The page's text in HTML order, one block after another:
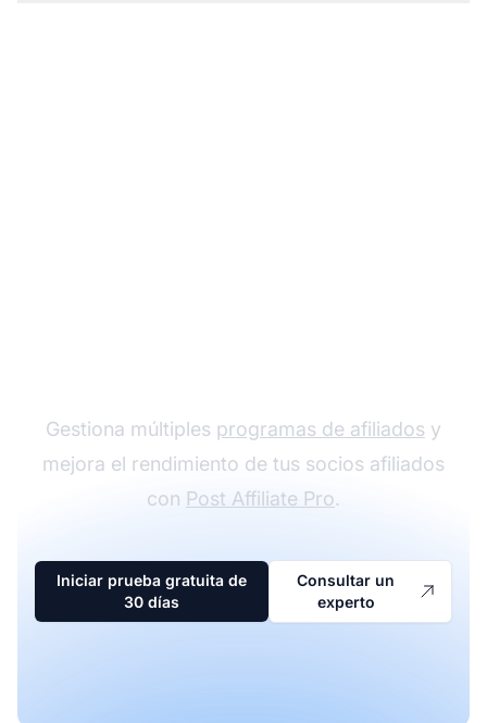
Gestiona múltiples programas de afiliados y
mejora el rendimiento de tus socios afiliados
con Post Affiliate Pro.
Iniciar prueba gratuita de
30 días
Consultar un
experto